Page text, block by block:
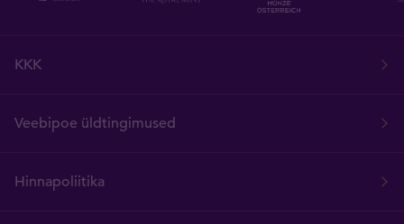
KKK
Veebipoe üldtingimused
Hinnapoliitika